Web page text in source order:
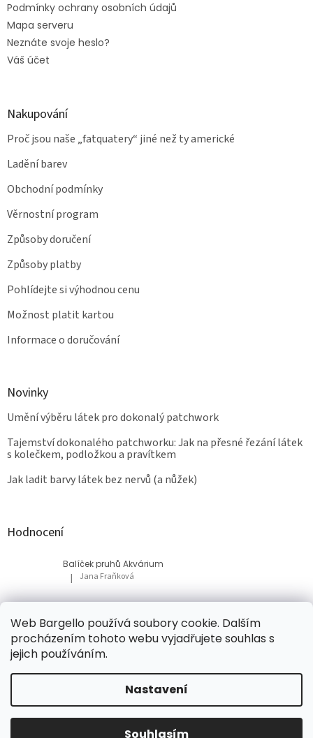
Web Bargello používá soubory cookie. Dalším
procházením tohoto webu vyjadřujete souhlas s
jejich používáním.
Nastavení
Souhlasím
Podmínky ochrany osobních údajů
Mapa serveru
Neznáte svoje heslo?
Váš účet
Nakupování
Proč jsou naše „fatquatery“ jiné než ty americké
Ladění barev
Obchodní podmínky
Věrnostní program
Způsoby doručení
Způsoby platby
Pohlídejte si výhodnou cenu
Možnost platit kartou
Informace o doručování
Novinky
Umění výběru látek pro dokonalý patchwork
Tajemství dokonalého patchworku: Jak na přesné řezání látek
s kolečkem, podložkou a pravítkem
Jak ladit barvy látek bez nervů (a nůžek)
Hodnocení
Balíček pruhů Akvárium
Hodnocení produktu je 5 z 5 hvězdiček.
| Jana Fraňková
Balíček Lesní med
Hodnocení produktu je 5 z 5 hvězdiček.
| Tatiana Bacikova
Vytvořil Shoptet
Bargello. Všechna práva vyhrazena.